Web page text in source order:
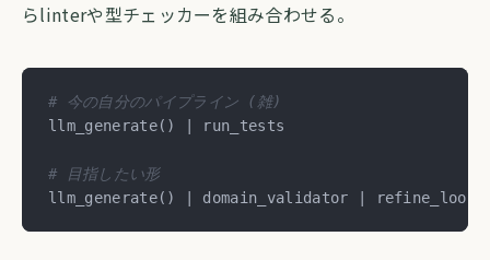
らlinterや型チェッカーを組み合わせる。
# 今の自分のパイプライン (雑)
llm_generate() | run_tests
# 目指したい形
llm_generate() | domain_validator | refine_loop